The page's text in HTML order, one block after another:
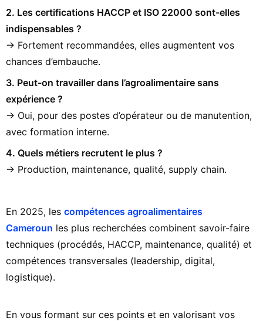
2. Les certifications HACCP et ISO 22000 sont-elles
indispensables ?
→ Fortement recommandées, elles augmentent vos
chances d’embauche.
3. Peut-on travailler dans l’agroalimentaire sans
expérience ?
→ Oui, pour des postes d’opérateur ou de manutention,
avec formation interne.
4. Quels métiers recrutent le plus ?
→ Production, maintenance, qualité, supply chain.
En 2025, les compétences agroalimentaires
Cameroun les plus recherchées combinent savoir-faire
techniques (procédés, HACCP, maintenance, qualité) et
compétences transversales (leadership, digital,
logistique).
En vous formant sur ces points et en valorisant vos